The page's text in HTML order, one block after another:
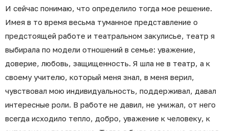
И сейчас понимаю, что определило тогда мое решение.
Имея в то время весьма туманное представление о
предстоящей работе и театральном закулисье, театр я
выбирала по модели отношений в семье: уважение,
доверие, любовь, защищенность. Я шла не в театр, а к
своему учителю, который меня знал, в меня верил,
чувствовал мою индивидуальность, поддерживал, давал
интересные роли. В работе не давил, не унижал, от него
всегда исходило тепло, добро, уважение к человеку, к